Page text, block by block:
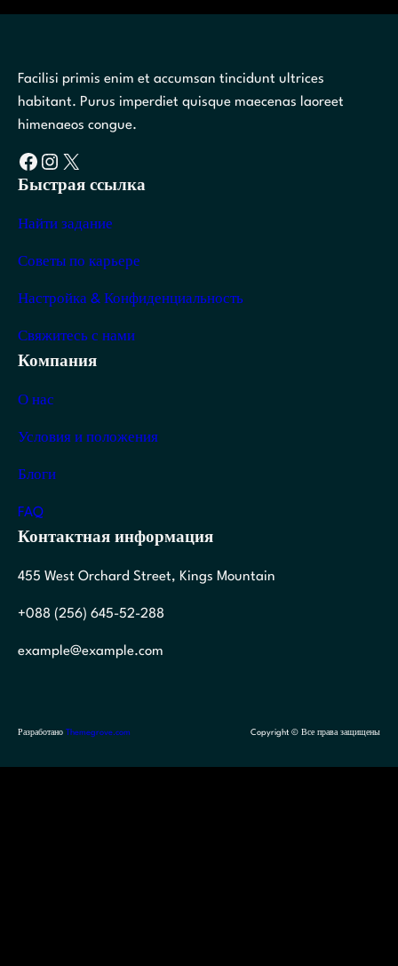
Facilisi primis enim et accumsan tincidunt ultrices
habitant. Purus imperdiet quisque maecenas laoreet
himenaeos congue.
Facebook Instagram X
Быстрая ссылка
Найти задание
Советы по карьере
Настройка & Конфиденциальность
Свяжитесь с нами
Компания
О нас
Условия и положения
Блоги
FAQ
Контактная информация
455 West Orchard Street, Kings Mountain
+088 (256) 645-52-288
example@example.com
Разработано Themegrove.com Copyright © Все права защищены